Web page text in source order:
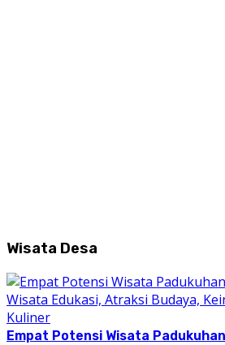
Wisata Desa
Empat Potensi Wisata